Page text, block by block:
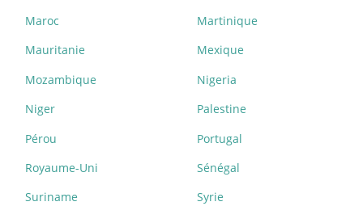
Maroc
Martinique
Mauritanie
Mexique
Mozambique
Nigeria
Niger
Palestine
Pérou
Portugal
Royaume-Uni
Sénégal
Suriname
Syrie